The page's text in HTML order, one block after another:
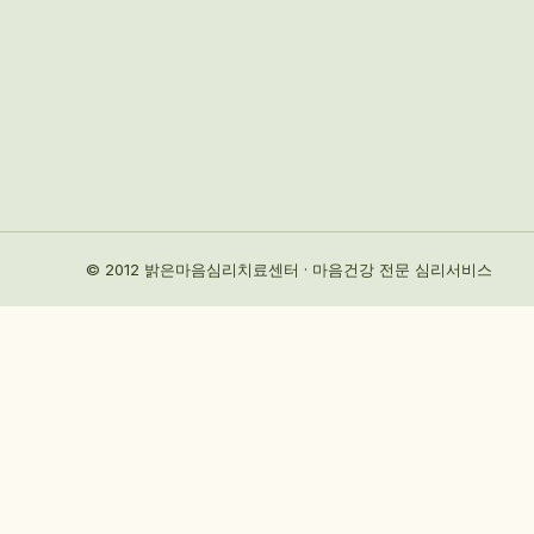
© 2012 밝은마음심리치료센터 · 마음건강 전문 심리서비스